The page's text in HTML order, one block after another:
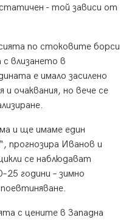
- той зависи от
по стоковите борси
влизането в
е имало засилено
очаквания, но вече се
и ще имаме един
прогнозира Иванов и
се наблюдават
години – зимно
с цените в Западна